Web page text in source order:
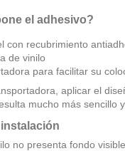
el adhesivo?
con recubrimiento
de vinilo
para facilitar su
aplicar el
mucho más sencillo
no presenta fondo